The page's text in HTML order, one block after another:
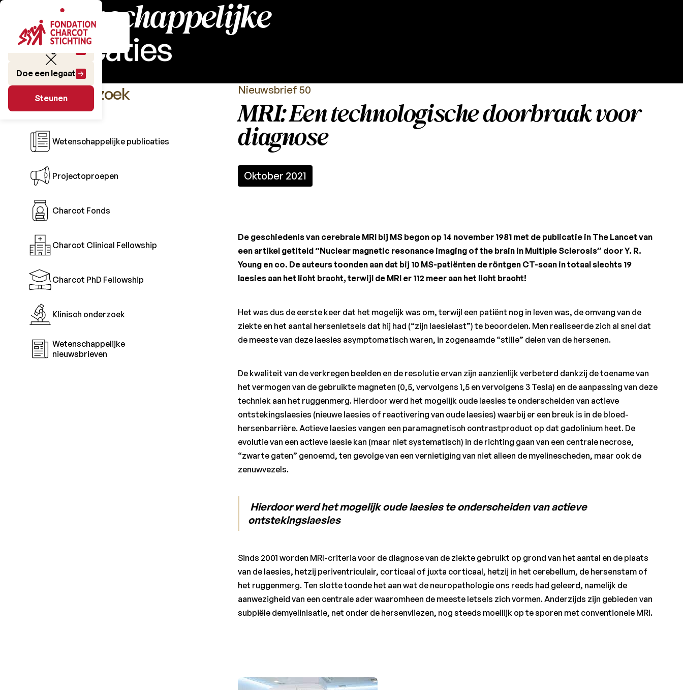
Doe een legaat
Steunen
Wetenschappelijke
publicaties
Het Onderzoek
Wetenschappelijke publicaties
Projectoproepen
Charcot Fonds
Charcot Clinical Fellowship
Charcot PhD Fellowship
Klinisch onderzoek
Wetenschappelijke
nieuwsbrieven
Nieuwsbrief 50
MRI: Een technologische doorbraak voor
diagnose
Oktober 2021
De geschiedenis van cerebrale MRI bij MS begon op 14 november 1981 met de publicatie in The Lancet van
een artikel getiteld “Nuclear magnetic resonance imaging of the brain in Multiple Sclerosis” door Y. R.
Young en co. De auteurs toonden aan dat bij 10 MS-patiënten de röntgen CT-scan in totaal slechts 19
laesies aan het licht bracht, terwijl de MRI er 112 meer aan het licht bracht!
Het was dus de eerste keer dat het mogelijk was om, terwijl een patiënt nog in leven was, de omvang van de
ziekte en het aantal hersenletsels dat hij had (“zijn laesielast”) te beoordelen. Men realiseerde zich al snel dat
de meeste van deze laesies asymptomatisch waren, in zogenaamde “stille” delen van de hersenen.
De kwaliteit van de verkregen beelden en de resolutie ervan zijn aanzienlijk verbeterd dankzij de toename van
het vermogen van de gebruikte magneten (0,5, vervolgens 1,5 en vervolgens 3 Tesla) en de aanpassing van deze
techniek aan het ruggenmerg. Hierdoor werd het mogelijk oude laesies te onderscheiden van actieve
ontstekingslaesies (nieuwe laesies of reactivering van oude laesies) waarbij er een breuk is in de bloed-
hersenbarrière. Actieve laesies vangen een paramagnetisch contrastproduct op dat gadolinium heet. De
evolutie van een actieve laesie kan (maar niet systematisch) in de richting gaan van een centrale necrose,
“zwarte gaten” genoemd, ten gevolge van een vernietiging van niet alleen de myelinescheden, maar ook de
zenuwvezels.
Hierdoor werd het mogelijk oude laesies te onderscheiden van actieve
ontstekingslaesies
Sinds 2001 worden MRI-criteria voor de diagnose van de ziekte gebruikt op grond van het aantal en de plaats
van de laesies, hetzij periventriculair, corticaal of juxta corticaal, hetzij in het cerebellum, de hersenstam of
het ruggenmerg. Ten slotte toonde het aan wat de neuropathologie ons reeds had geleerd, namelijk de
aanwezigheid van een centrale ader waaromheen de meeste letsels zich vormen. Anderzijds zijn gebieden van
subpiële demyelinisatie, net onder de hersenvliezen, nog steeds moeilijk op te sporen met conventionele MRI.